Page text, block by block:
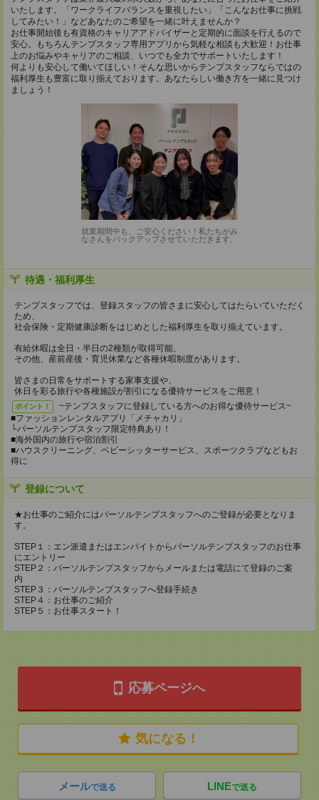
いたします。「ワークライフバランスを重視したい」「こんなお仕事に挑戦
してみたい！」などあなたのご希望を一緒に叶えませんか？
お仕事開始後も有資格のキャリアアドバイザーと定期的に面談を行えるので
安心。もちろんテンプスタッフ専用アプリから気軽な相談も大歓迎！お仕事
上のお悩みやキャリアのご相談、いつでも全力でサポートいたします！
何よりも安心して働いてほしい！そんな思いからテンプスタッフならではの
福利厚生も豊富に取り揃えております。あなたらしい働き方を一緒に見つけ
ましょう！
就業期間中も、ご安心ください！私たちがみ
なさんをバックアップさせていただきます。
待遇・福利厚生
テンプスタッフでは、登録スタッフの皆さまに安心してはたらいていただく
ため、
社会保険・定期健康診断をはじめとした福利厚生を取り揃えています。
有給休暇は全日・半日の2種類が取得可能、
その他、産前産後・育児休業など各種休暇制度があります。
皆さまの日常をサポートする家事支援や、
休日を彩る旅行や各種施設が割引になる優待サービスをご用意！
ポイント！
~テンプスタッフに登録している方へのお得な優待サービス~
■ファッションレンタルアプリ「メチャカリ」
└パーソルテンプスタッフ限定特典あり！
■海外国内の旅行や宿泊割引
■ハウスクリーニング、ベビーシッターサービス、スポーツクラブなどもお
得に
登録について
★お仕事のご紹介にはパーソルテンプスタッフへのご登録が必要となりま
す。
STEP１：エン派遣またはエンバイトからパーソルテンプスタッフのお仕事
にエントリー
STEP２：パーソルテンプスタッフからメールまたは電話にて登録のご案
内
STEP３：パーソルテンプスタッフへ登録手続き
STEP４：お仕事のご紹介
STEP５：お仕事スタート！
応募ページへ
気になる！
メールで送る LINEで送る